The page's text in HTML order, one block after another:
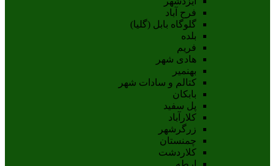
فرح آباد
گلوگاه بابل (گلیا)
بلده
فریم
هادی شهر
بهنمیر
کتالم و سادات شهر
بابکان
پل سفید
کلارآباد
زرگرشهر
چمنستان
کلاردشت
ارطه